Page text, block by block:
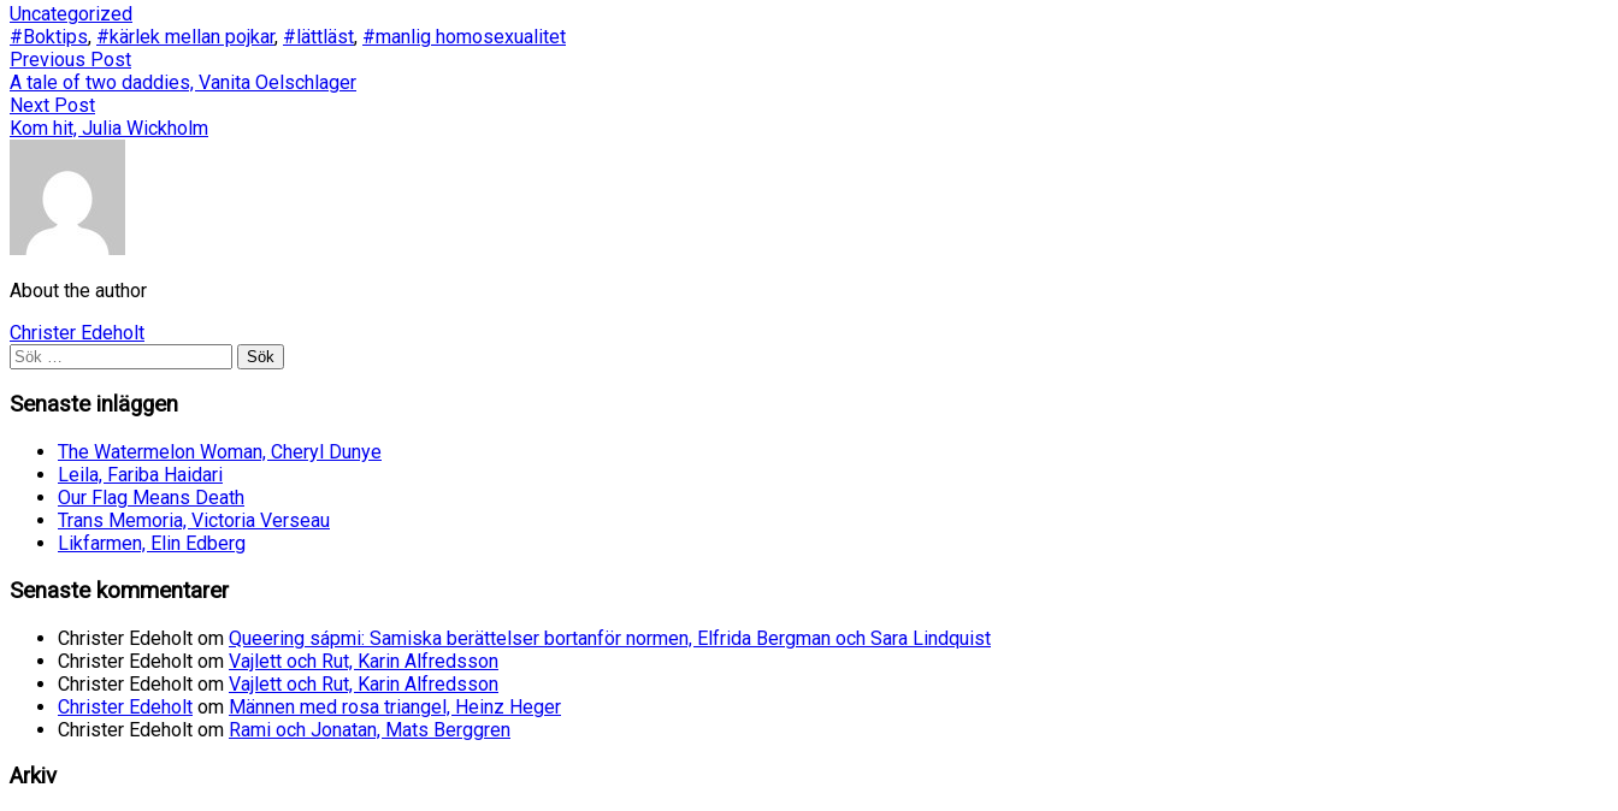
Uncategorized
#Boktips, #kärlek mellan pojkar, #lättläst, #manlig homosexualitet
Previous Post
A tale of two daddies, Vanita Oelschlager
Next Post
Kom hit, Julia Wickholm
About the author
Christer Edeholt
Sök
efter:
Senaste inläggen
The Watermelon Woman, Cheryl Dunye
Leila, Fariba Haidari
Our Flag Means Death
Trans Memoria, Victoria Verseau
Likfarmen, Elin Edberg
Senaste kommentarer
Christer Edeholt om Queering sápmi: Samiska berättelser bortanför normen, Elfrida Bergman och Sara Lindquist
Christer Edeholt om Vajlett och Rut, Karin Alfredsson
Christer Edeholt om Vajlett och Rut, Karin Alfredsson
Christer Edeholt om Männen med rosa triangel, Heinz Heger
Christer Edeholt om Rami och Jonatan, Mats Berggren
Arkiv